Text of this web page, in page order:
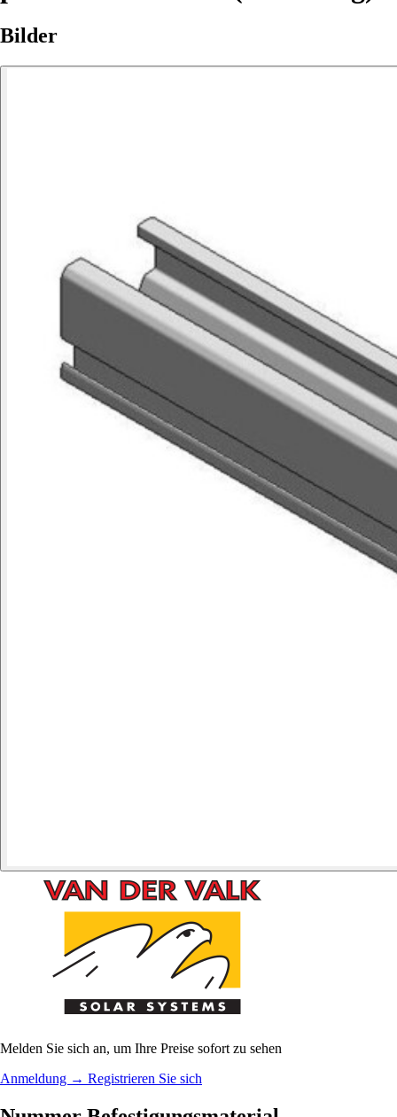
Bilder
Melden Sie sich an, um Ihre Preise sofort zu sehen
Anmeldung → Registrieren Sie sich